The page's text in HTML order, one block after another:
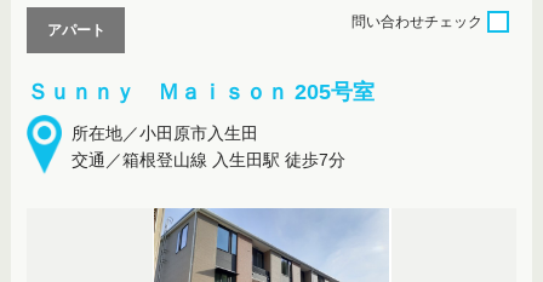
Ｓｕｎｎｙ Ｍａｉｓｏｎ 205号室
所在地／小田原市入生田
交通／箱根登山線 入生田駅 徒歩7分
アパート
問い合わせチェック